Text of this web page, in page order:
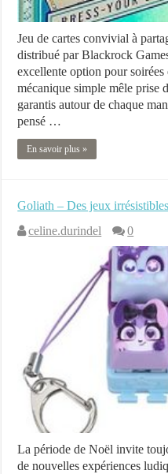
Jeu de cartes convivial à
distribué par Blackrock
excellente option pour
mécanique simple mêle prise
garantis autour de chaque
pensé …
En savoir plus »
Goliath – Des jeux
celine.durindel
0
La période de Noël invite
de nouvelles expériences